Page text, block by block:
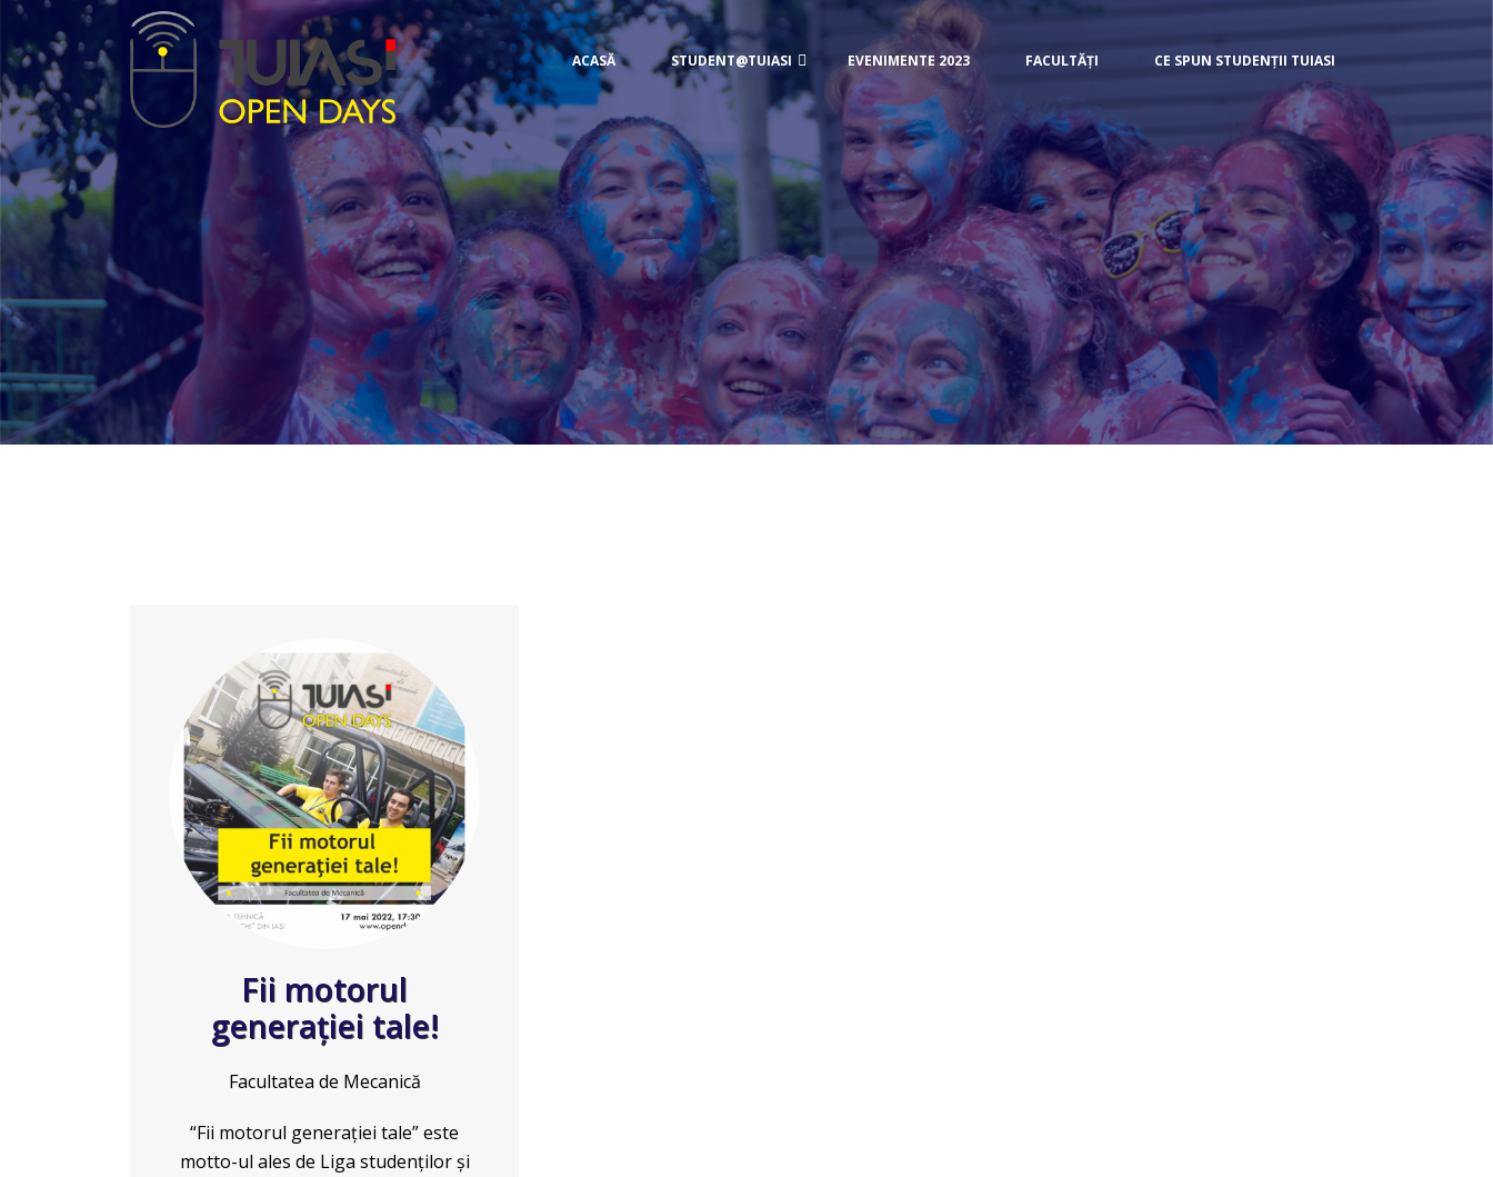
ACASĂ STUDENT@TUIASI EVENIMENTE 2023 FACULTĂȚI CE SPUN STUDENȚII TUIASI
Fii motorul
generației tale!
Facultatea de Mecanică
“Fii motorul generaţiei tale” este
motto-ul ales de Liga studenţilor şi